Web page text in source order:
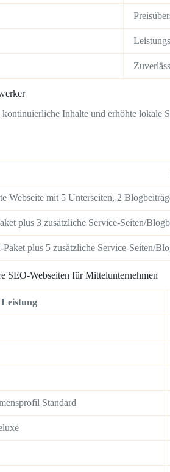
Inhalte und erhöhte lokale
Webseite mit 5 Unterseiten, 2
plus 3 zusätzliche Service-Seiten/
Paket plus 5 zusätzliche Service-Seiten/
SEO-Webseiten für Mittelunternehmen
Leistung
Standard